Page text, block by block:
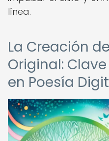
línea.
La Creación
Original:
en Poesía